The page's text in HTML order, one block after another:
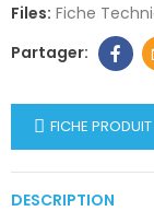
Files: Fiche
FICHE PRODUIT
DESCRIPTION